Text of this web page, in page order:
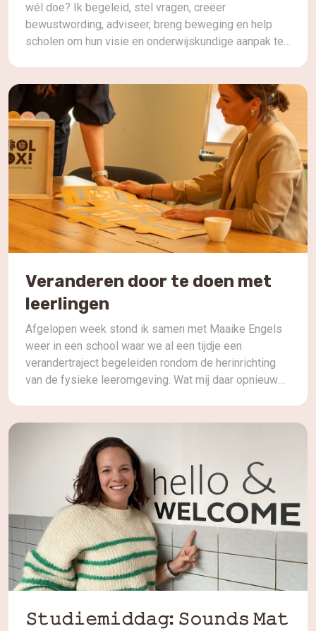
wél doe? Ik begeleid, stel vragen, creëer
bewustwording, adviseer, breng beweging en help
scholen om hun visie en onderwijskundige aanpak te
of werkplek. Of een tafel nu rond, […]
Veranderen door te doen met
leerlingen
Afgelopen week stond ik samen met Maaike Engels
weer in een school waar we al een tijdje een
verandertraject begeleiden rondom de herinrichting
van de fysieke leeromgeving. Wat mij daar opnieuw
verschillende sessies die […]
𝚂𝚝𝚞𝚍𝚒𝚎𝚖𝚒𝚍𝚍𝚊𝚐: 𝚂𝚘𝚞𝚗𝚍𝚜 𝙼𝚊𝚝